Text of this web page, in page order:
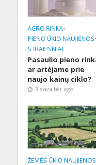
AGRO RINKA•
PIENO ŪKIO NAUJIENOS•
STRAIPSNIAI
Pasaulio pieno
ar artėjame prie
naujo kainų ciklo?
3 savaitės ago
ŽEMĖS ŪKIO NAUJIENOS